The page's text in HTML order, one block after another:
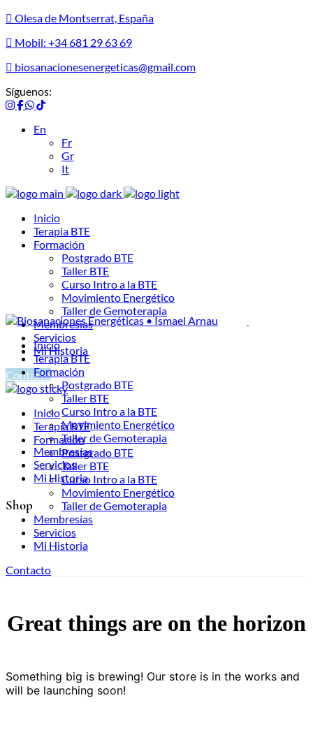
Olesa de Montserrat, España
Mobil: +34 681 29 63 69
biosanacionesenergeticas@gmail.com
Síguenos:
En
Fr
Gr
It
Inicio
Terapia BTE
Formación
Postgrado BTE
Taller BTE
Curso Intro a la BTE
Movimiento Energético
Taller de Gemoterapia
Membresías
Servicios
Mi Historia
Contacto
Inicio
Terapia BTE
Formación
Postgrado BTE
Taller BTE
Curso Intro a la BTE
Movimiento Energético
Taller de Gemoterapia
Membresías
Servicios
Mi Historia
Contacto
Inicio
Terapia BTE
Formación
Postgrado BTE
Taller BTE
Curso Intro a la BTE
Movimiento Energético
Taller de Gemoterapia
Membresías
Servicios
Mi Historia
Shop
Great things are on the horizon
Something big is brewing! Our store is in the works and
will be launching soon!